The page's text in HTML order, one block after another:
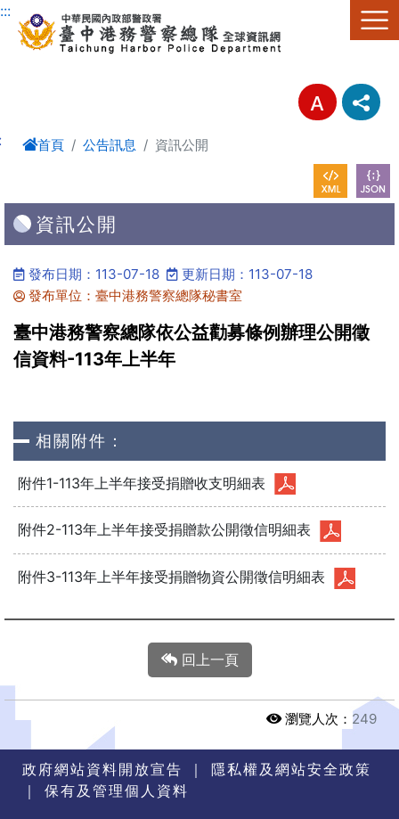
進入內容區塊
:::
首頁 公告訊息 資訊公開
資訊公開
發布日期：113-07-18
更新日期：113-07-18
發布單位：臺中港務警察總隊秘書室
臺中港務警察總隊依公益勸募條例辦理公開徵
信資料-113年上半年
相關附件：
附件1-113年上半年接受捐贈收支明細表
附件2-113年上半年接受捐贈款公開徵信明細表
附件3-113年上半年接受捐贈物資公開徵信明細表
回上一頁
瀏覽人次： 249
政府網站資料開放宣告 ｜ 隱私權及網站安全政策
｜
保有及管理個人資料